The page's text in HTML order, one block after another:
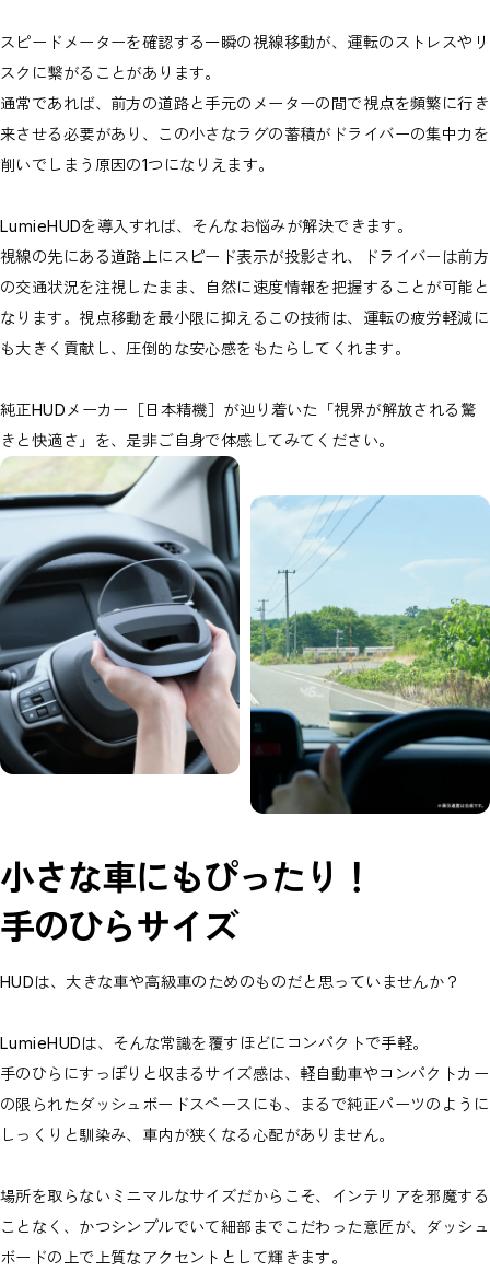
スピードメーターを確認する一瞬の視線移動が、運転のストレスやリ
スクに繋がることがあります。
通常であれば、前方の道路と手元のメーターの間で視点を頻繁に行き
来させる必要があり、この小さなラグの蓄積がドライバーの集中力を
削いでしまう原因の1つになりえます。
LumieHUDを導入すれば、そんなお悩みが解決できます。
視線の先にある道路上にスピード表示が投影され、ドライバーは前方
の交通状況を注視したまま、自然に速度情報を把握することが可能と
なります。視点移動を最小限に抑えるこの技術は、運転の疲労軽減に
も大きく貢献し、圧倒的な安心感をもたらしてくれます。
純正HUDメーカー［日本精機］が辿り着いた「視界が解放される驚
きと快適さ」を、是非ご自身で体感してみてください。
小さな車にもぴったり！
手のひらサイズ
HUDは、大きな車や高級車のためのものだと思っていませんか？
LumieHUDは、そんな常識を覆すほどにコンパクトで手軽。
手のひらにすっぽりと収まるサイズ感は、軽自動車やコンパクトカー
の限られたダッシュボードスペースにも、まるで純正パーツのように
しっくりと馴染み、車内が狭くなる心配がありません。
場所を取らないミニマルなサイズだからこそ、インテリアを邪魔する
ことなく、かつシンプルでいて細部までこだわった意匠が、ダッシュ
ボードの上で上質なアクセントとして輝きます。